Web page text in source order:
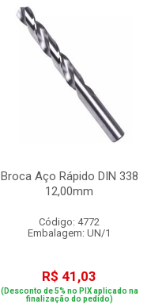
Broca Aço Rápido DIN 338
12,00mm
Código: 4772
Embalagem: UN/1
R$ 41,03
(Desconto de 5% no PIX aplicado na
finalização do pedido)